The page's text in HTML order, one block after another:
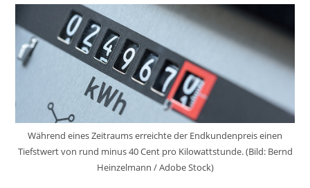
Kilometer-
Strecke:
Wanderpokal
Geht
An
Die
Wirtschaftswissenschaftliche
Fakultät
Während eines Zeitraums erreichte der Endkundenpreis einen
Tiefstwert von rund minus 40 Cent pro Kilowattstunde. (Bild: Bernd
Heinzelmann / Adobe Stock)